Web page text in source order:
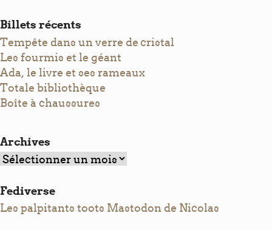
Billets récents
Tempête dans un verre de cristal
Les fourmis et le géant
Ada, le livre et ses rameaux
Totale bibliothèque
Boîte à chaussures
Archives
Archives
Fediverse
Les palpitants toots Mastodon de Nicolas